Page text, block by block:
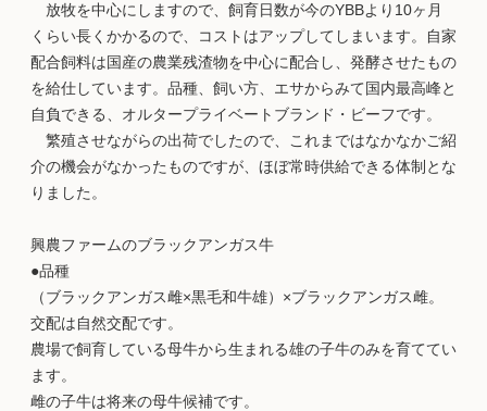
放牧を中心にしますので、飼育日数が今のYBBより10ヶ月
くらい長くかかるので、コストはアップしてしまいます。自家
配合飼料は国産の農業残渣物を中心に配合し、発酵させたもの
を給仕しています。品種、飼い方、エサからみて国内最高峰と
自負できる、オルタープライベートブランド・ビーフです。
繁殖させながらの出荷でしたので、これまではなかなかご紹
介の機会がなかったものですが、ほぼ常時供給できる体制とな
りました。
興農ファームのブラックアンガス牛
●品種
（ブラックアンガス雌×黒毛和牛雄）×ブラックアンガス雌。
交配は自然交配です。
農場で飼育している母牛から生まれる雄の子牛のみを育ててい
ます。
雌の子牛は将来の母牛候補です。